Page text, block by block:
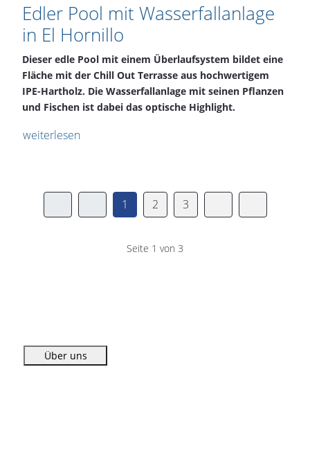
Edler Pool mit Wasserfallanlage
in El Hornillo
Dieser edle Pool mit einem Überlaufsystem bildet eine
Fläche mit der Chill Out Terrasse aus hochwertigem
IPE-Hartholz. Die Wasserfallanlage mit seinen Pflanzen
und Fischen ist dabei das optische Highlight.
weiterlesen
1 2 3
Seite 1 von 3
Über uns